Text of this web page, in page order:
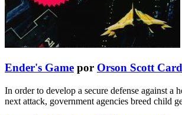
Ender's Game por Orson Scott Card
In order to develop a secure defense against a
next attack, government agencies breed child